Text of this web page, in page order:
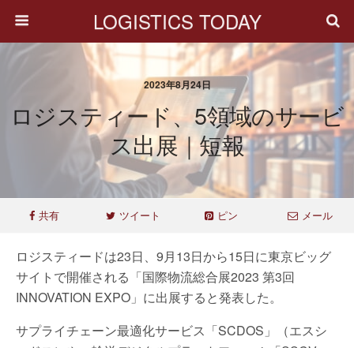
LOGISTICS TODAY
2023年8月24日
ロジスティード、5領域のサービ
ス出展｜短報
共有 ツイート ピン メール
ロジスティードは23日、9月13日から15日に東京ビッグ
サイトで開催される「国際物流総合展2023 第3回
INNOVATION EXPO」に出展すると発表した。
サプライチェーン最適化サービス「SCDOS」（エスシ